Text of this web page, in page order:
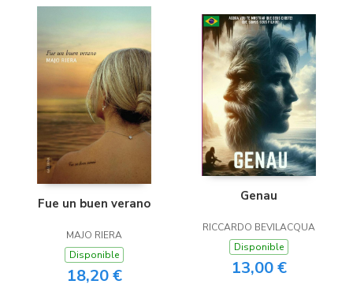
Fue un buen verano
MAJO RIERA
Disponible
18,20 €
Genau
RICCARDO BEVILACQUA
Disponible
13,00 €